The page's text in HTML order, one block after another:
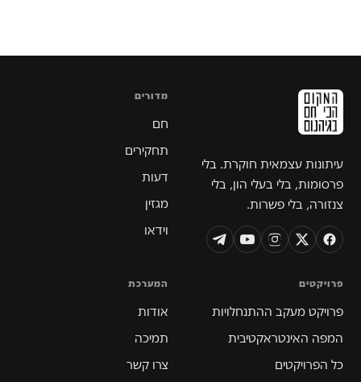
עיתונות עצמאית חוקרת. בלי
פרסומות, בלי בעלי הון, בלי
צנזורה, בלי פשרות.
מדורים
חם
תחקירים
דעות
מגזין
וידאו
פרויקטים
פרויקט מעקב ההתנחלויות
המפה האינטראקטיבית
כל הפרויקטים
המערכת
אודות
תמיכה
צרו קשר